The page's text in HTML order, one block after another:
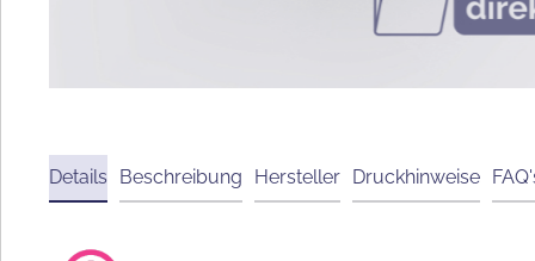
Details Beschreibung Hersteller Druckhinweise